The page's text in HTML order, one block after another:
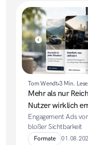
Tom Wendt 3 Min.
Mehr als nur
Nutzer wirklich
Engagement Ads
bloßer Sichtbarkeit
Formate